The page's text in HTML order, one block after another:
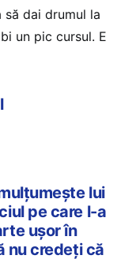
dai drumul la
un pic cursul. E
lui
pe care l-a
ușor în
nu credeți că